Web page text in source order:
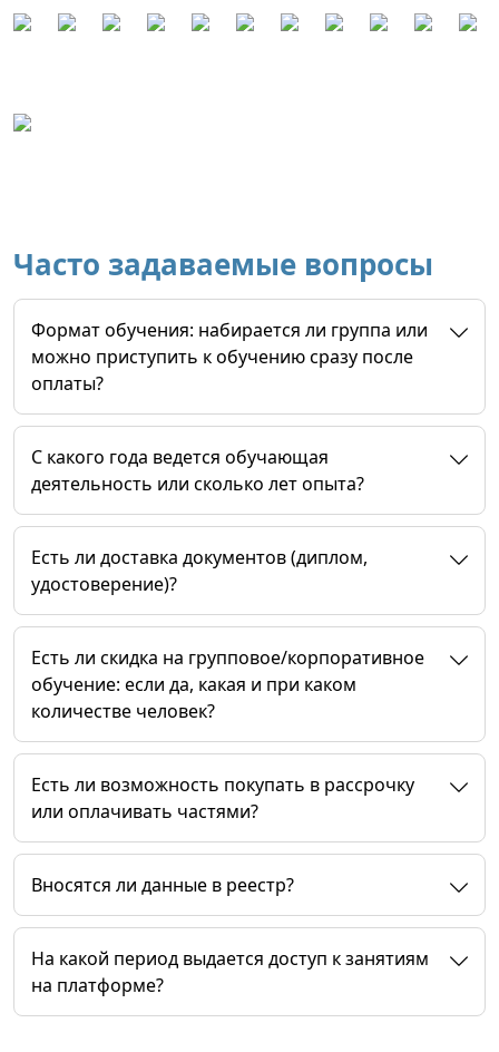
Часто задаваемые вопросы
Формат обучения: набирается ли группа или
можно приступить к обучению сразу после
оплаты?
C какого года ведется обучающая
деятельность или сколько лет опыта?
Есть ли доставка документов (диплом,
удостоверение)?
Есть ли скидка на групповое/корпоративное
обучение: если да, какая и при каком
количестве человек?
Есть ли возможность покупать в рассрочку
или оплачивать частями?
Вносятся ли данные в реестр?
На какой период выдается доступ к занятиям
на платформе?